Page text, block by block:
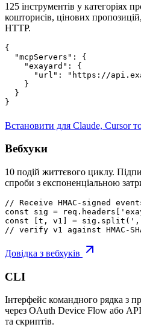
125 інструментів у категоріях
кошторисів, цінових
HTTP.
{
  "mcpServers": {
    "exayard": {
"url": "https://
    }
  }
}
Встановити для Claude, Cursor
Вебхуки
10 подій життєвого циклу.
спроби з експоненціальною
// Receive HMAC-signed
const sig =
const [t, v1] =
// verify v1 against HMAC-
Довідка з вебхуків
CLI
Інтерфейс командного рядка з
через OAuth Device Flow або
та скриптів.